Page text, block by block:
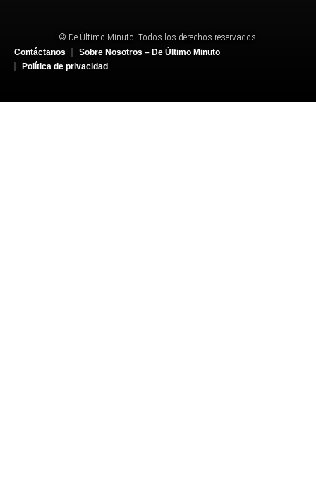
© De Último Minuto. Todos los derechos reservados.
Contáctanos
Sobre Nosotros – De Último Minuto
Política de privacidad